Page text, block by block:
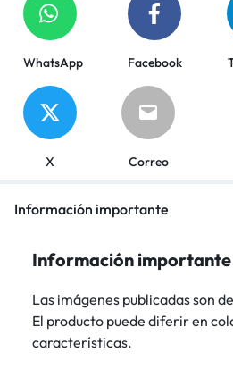
WhatsApp Facebook
X Correo
Información importante
Información importante
Las imágenes publicadas son
El producto puede diferir en
características.